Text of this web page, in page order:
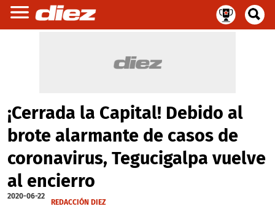
¡Cerrada la Capital! Debido al
brote alarmante de casos de
coronavirus, Tegucigalpa vuelve
al encierro
2020-06-22
REDACCIÓN DIEZ